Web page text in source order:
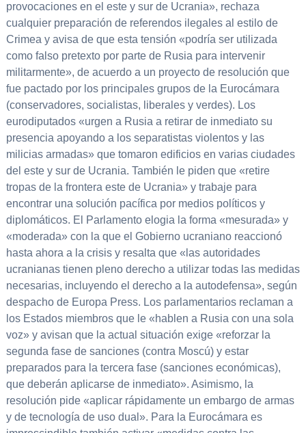
provocaciones en el este y sur de Ucrania», rechaza
cualquier preparación de referendos ilegales al estilo de
Crimea y avisa de que esta tensión «podría ser utilizada
como falso pretexto por parte de Rusia para intervenir
militarmente», de acuerdo a un proyecto de resolución que
fue pactado por los principales grupos de la Eurocámara
(conservadores, socialistas, liberales y verdes). Los
eurodiputados «urgen a Rusia a retirar de inmediato su
presencia apoyando a los separatistas violentos y las
milicias armadas» que tomaron edificios en varias ciudades
del este y sur de Ucrania. También le piden que «retire
tropas de la frontera este de Ucrania» y trabaje para
encontrar una solución pacífica por medios políticos y
diplomáticos. El Parlamento elogia la forma «mesurada» y
«moderada» con la que el Gobierno ucraniano reaccionó
hasta ahora a la crisis y resalta que «las autoridades
ucranianas tienen pleno derecho a utilizar todas las medidas
necesarias, incluyendo el derecho a la autodefensa», según
despacho de Europa Press. Los parlamentarios reclaman a
los Estados miembros que le «hablen a Rusia con una sola
voz» y avisan que la actual situación exige «reforzar la
segunda fase de sanciones (contra Moscú) y estar
preparados para la tercera fase (sanciones económicas),
que deberán aplicarse de inmediato». Asimismo, la
resolución pide «aplicar rápidamente un embargo de armas
y de tecnología de uso dual». Para la Eurocámara es